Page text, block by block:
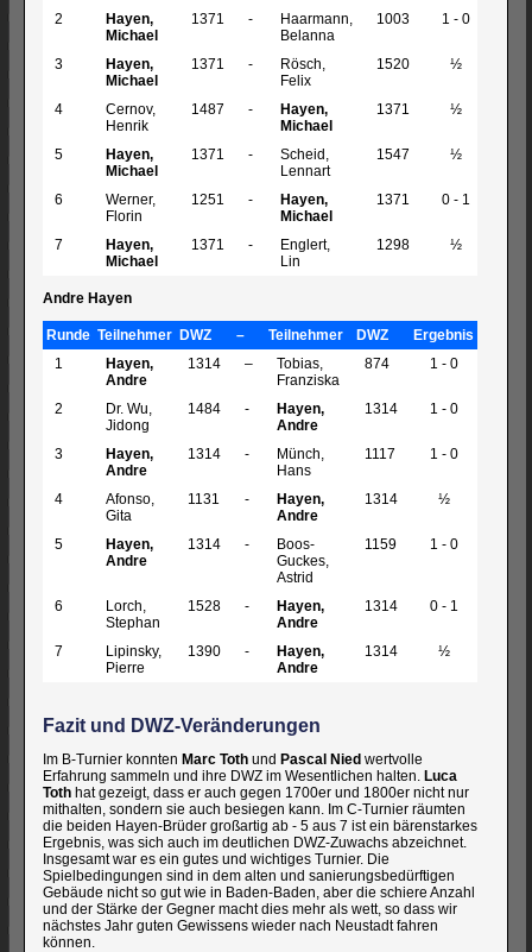
2
Hayen,
Michael
1371 -
Haarmann,
Belanna
1003 1 - 0
3
Hayen,
Michael
1371 -
Rösch,
Felix
1520 ½
4
Cernov,
Henrik
1487 -
Hayen,
Michael
1371 ½
5
Hayen,
Michael
1371 -
Scheid,
Lennart
1547 ½
6
Werner,
Florin
1251 -
Hayen,
Michael
1371 0 - 1
7
Hayen,
Michael
1371 -
Englert,
Lin
1298 ½
Andre Hayen
Runde Teilnehmer DWZ – Teilnehmer DWZ
Ergebnis
1
Hayen,
Andre
1314 –
Tobias,
Franziska
874 1 - 0
2
Dr. Wu,
Jidong
1484 -
Hayen,
Andre
1314 1 - 0
3
Hayen,
Andre
1314 -
Münch,
Hans
1117 1 - 0
4
Afonso,
Gita
1131 -
Hayen,
Andre
1314 ½
5
Hayen,
Andre
1314 -
Boos-
Guckes,
Astrid
1159 1 - 0
6
Lorch,
Stephan
1528 -
Hayen,
Andre
1314 0 - 1
7
Lipinsky,
Pierre
1390 -
Hayen,
Andre
1314 ½
Fazit und DWZ-Veränderungen
Im B-Turnier konnten Marc Toth und Pascal Nied wertvolle
Erfahrung sammeln und ihre DWZ im Wesentlichen halten. Luca
Toth hat gezeigt, dass er auch gegen 1700er und 1800er nicht nur
mithalten, sondern sie auch besiegen kann. Im C-Turnier räumten
die beiden Hayen-Brüder großartig ab - 5 aus 7 ist ein bärenstarkes
Ergebnis, was sich auch im deutlichen DWZ-Zuwachs abzeichnet.
Insgesamt war es ein gutes und wichtiges Turnier. Die
Spielbedingungen sind in dem alten und sanierungsbedürftigen
Gebäude nicht so gut wie in Baden-Baden, aber die schiere Anzahl
und der Stärke der Gegner macht dies mehr als wett, so dass wir
nächstes Jahr guten Gewissens wieder nach Neustadt fahren
können.